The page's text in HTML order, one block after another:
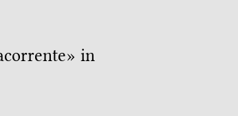
» in